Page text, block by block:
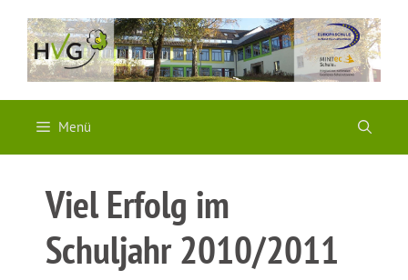
Inhalt
springen
Menü
Viel Erfolg im
Schuljahr 2010/2011